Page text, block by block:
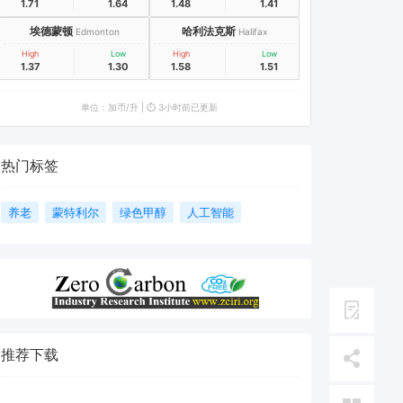
1.71 1.64 1.48 1.41
埃德蒙顿 Edmonton
High
1.37
Low
1.30
哈利法克斯 Halifax
High
1.58
Low
1.51
单位：加币/升 | ⏱️ 3小时前已更新
热门标签
养老 蒙特利尔 绿色甲醇 人工智能
推荐下载